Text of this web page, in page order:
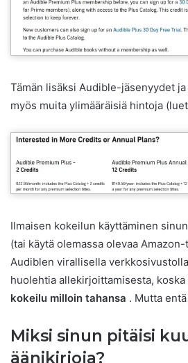
Tämän lisäksi Audible-jäsenyydet
myös muita ylimääräisiä hintoja
Ilmaisen kokeilun käyttäminen
(tai käytä olemassa olevaa
Audiblen virallisella
huolehtia allekirjoittamisesta,
kokeilu milloin tahansa . Mutta
Miksi sinun pitäisi
äänikirjoja?